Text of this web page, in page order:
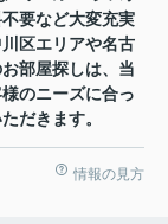
要など大変充実
区エリアや名古
部屋探しは、当
のニーズに合っ
だきます。
情報の見方